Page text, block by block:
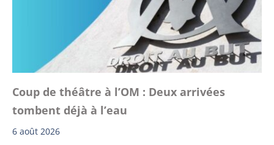
Coup de théâtre à l’OM : Deux arrivées
tombent déjà à l’eau
6 août 2026